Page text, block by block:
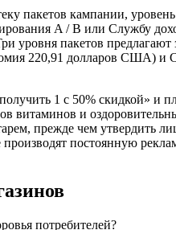
пакетов кампании,
A / B или Службу
уровня пакетов
220,91 долларов США) и
1 с 50% скидкой» и
витаминов и
прежде чем утвердить
постоянную
потребителей?